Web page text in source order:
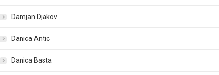
Damjan Djakov
Danica Antic
Danica Basta